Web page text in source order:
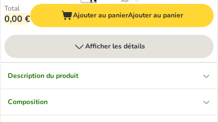
Total
0,00 € Ajouter au panierAjouter au panier
Afficher les détails
Description du produit
Composition